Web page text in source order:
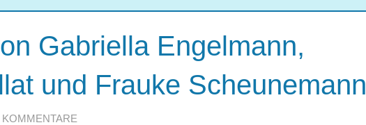
Gabriella Engelmann,
und Frauke Scheunemann
KOMMENTARE